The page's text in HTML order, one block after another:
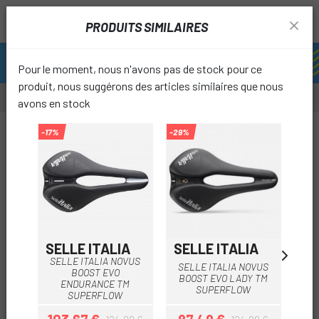
PRODUITS SIMILAIRES
Pour le moment, nous n'avons pas de stock pour ce
produit, nous suggérons des articles similaires que nous
avons en stock
-17%
SELLE ITALIA
SELLE ITALIA NOVUS
BOOST EVO
ENDURANCE TM
SUPERFLOW
-29%
SELLE ITALIA
SELLE ITALIA NOVUS
BOOST EVO LADY TM
SUPERFLOW